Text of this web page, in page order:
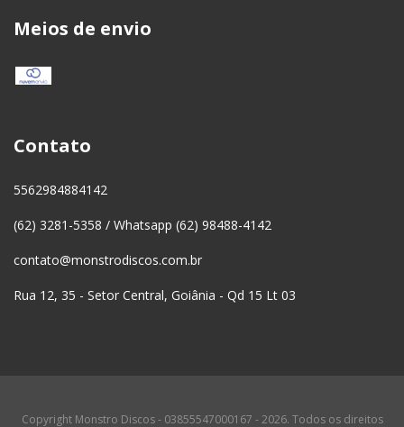
Meios de envio
Contato
5562984884142
(62) 3281-5358 / Whatsapp (62) 98488-4142
contato@monstrodiscos.com.br
Rua 12, 35 - Setor Central, Goiânia - Qd 15 Lt 03
Copyright Monstro Discos - 03855547000167 - 2026. Todos os direitos